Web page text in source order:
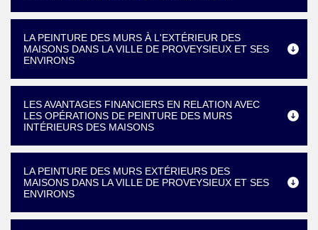
LA PEINTURE DES MURS À L'EXTÉRIEUR DES
MAISONS DANS LA VILLE DE PROVEYSIEUX ET SES
ENVIRONS
LES AVANTAGES FINANCIERS EN RELATION AVEC
LES OPÉRATIONS DE PEINTURE DES MURS
INTÉRIEURS DES MAISONS
LA PEINTURE DES MURS EXTÉRIEURS DES
MAISONS DANS LA VILLE DE PROVEYSIEUX ET SES
ENVIRONS